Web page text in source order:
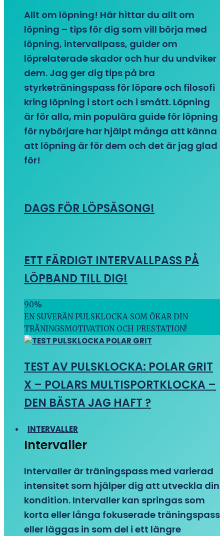
Allt om löpning! Här hittar du allt om
löpning – tips för dig som vill börja med
löpning, intervallpass, guider om
löprelaterade skador och hur du undviker
dem. Jag ger dig tips på bra
styrketräningspass för löpare och filosofi
kring löpning i stort och i smått. Löpning
är för alla, min populära guide för löpning
för nybörjare har hjälpt många att känna
att löpning är för dem och det är jag glad
för!
DAGS FÖR LÖPSÄSONG!
ETT FÄRDIGT INTERVALLPASS PÅ
LÖPBAND TILL DIG!
90%
EN SUVERÄN PULSKLOCKA SOM ÖKAR DIN
TRÄNINGSMOTIVATION OCH PRESTATION!
TEST AV PULSKLOCKA: POLAR GRIT
X – POLARS MULTISPORTKLOCKA –
DEN BÄSTA JAG HAFT ?
INTERVALLER
Intervaller
Intervaller är träningspass med varierad
intensitet som hjälper dig att utveckla din
kondition. Intervaller kan springas som
korta eller långa fokuserade träningspass
eller läggas in som del i ett längre